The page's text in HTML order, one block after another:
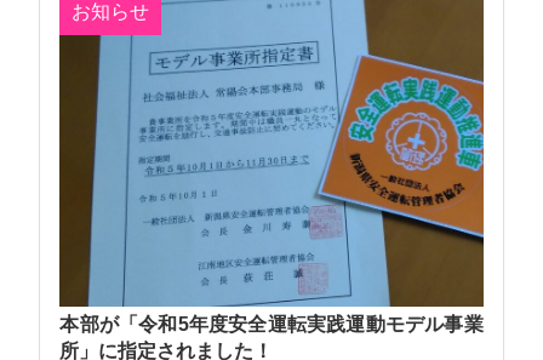
お知らせ
本部が「令和5年度安全運転実践運動モデル事業
所」に指定されました！